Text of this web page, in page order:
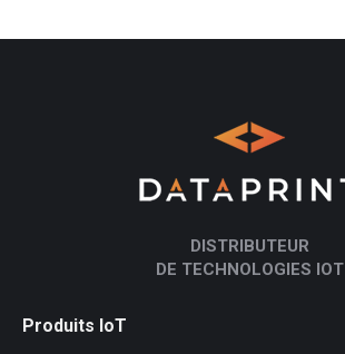
DISTRIBUTEUR
DE TECHNOLOGIES IOT
Produits IoT